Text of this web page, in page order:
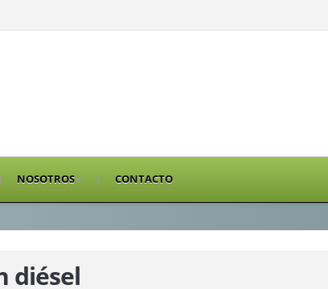
NOSOTROS CONTACTO
diésel